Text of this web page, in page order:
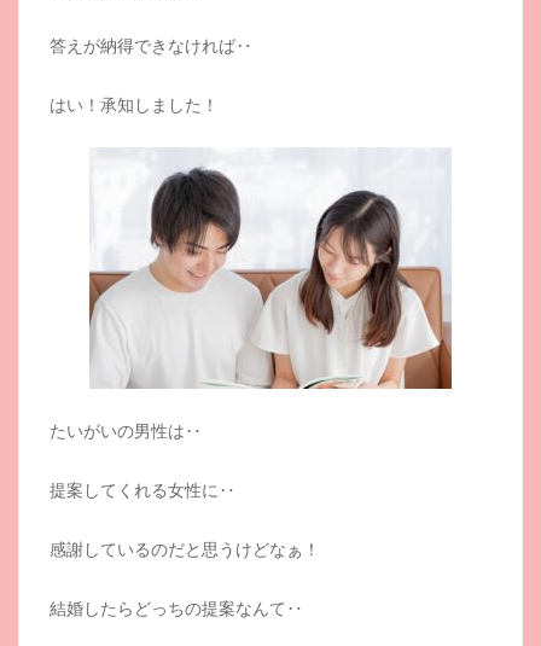
答えが納得できなければ‥
はい！承知しました！
たいがいの男性は‥
提案してくれる女性に‥
感謝しているのだと思うけどなぁ！
結婚したらどっちの提案なんて‥